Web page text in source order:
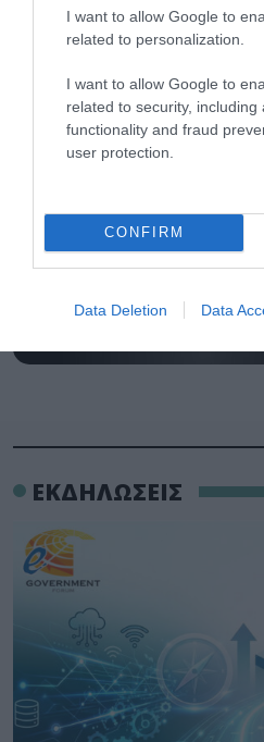
I want to allow Google to
related to personalization.
I want to allow Google to
related to security, including
functionality and fraud
user protection.
CONFIRM
Data Deletion Data
βαλίτσα του φετινού
καλοκαιριού έχει την
υπογραφή της Xiaomi
ΟΛΗ Η ΡΟΗ
ΕΚΔΗΛΩΣΕΙΣ